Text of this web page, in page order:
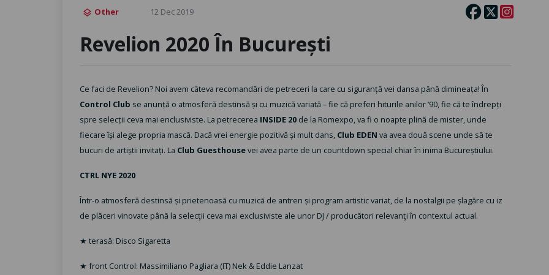
layers Other 12 Dec 2019
Revelion 2020 În București
Ce faci de Revelion? Noi avem câteva recomandări de petreceri la care cu siguranță vei dansa până dimineața! În
Control Club se anunță o atmosferă destinsă și cu muzică variată – fie că preferi hiturile anilor ’90, fie că te îndrepți
spre selecții ceva mai enclusiviste. La petrecerea INSIDE 20 de la Romexpo, va fi o noapte plină de mister, unde
fiecare își alege propria mască. Dacă vrei energie pozitivă și mult dans, Club EDEN va avea două scene unde să te
bucuri de artiștii invitați. La Club Guesthousevei avea parte de un countdown special chiar în inima Bucureștiului.
CTRL NYE 2020
Într-o atmosferă destinsă și prietenoasă cu muzică de antren și program artistic variat, de la nostalgii pe șlagăre cu iz
de plăceri vinovate până la selecţii ceva mai exclusiviste ale unor DJ / producători relevanţi în contextul actual.
★ terasă: Disco Sigaretta
★ front Control: Massimiliano Pagliara (IT) Nek & Eddie Lanzat